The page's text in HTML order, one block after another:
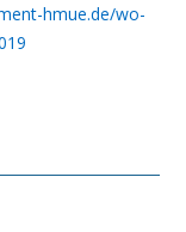
hmue.de/wo-